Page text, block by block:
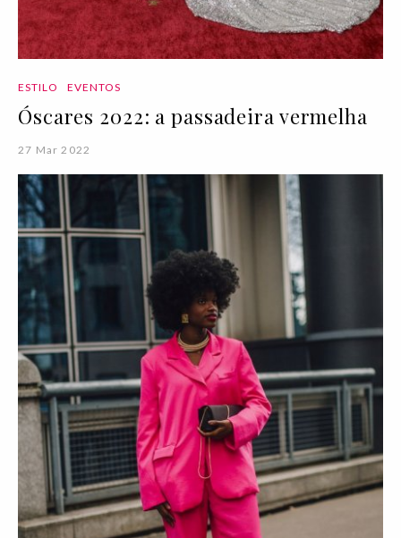
ESTILO EVENTOS
Óscares 2022: a passadeira vermelha
27 Mar 2022